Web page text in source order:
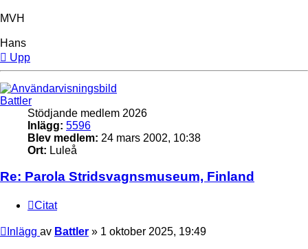
MVH
Hans
Upp
Battler
Stödjande medlem 2026
Inlägg: 5596
Blev medlem: 24 mars 2002, 10:38
Ort: Luleå
Re: Parola Stridsvagnsmuseum, Finland
Citat
Inlägg av Battler » 1 oktober 2025, 19:49